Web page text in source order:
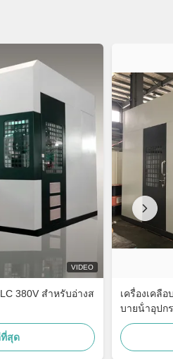
VIDEO
380V สำหรับอ่างส
สุด
เครื่องเคลื
บายน้ําอุปก